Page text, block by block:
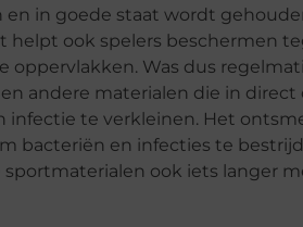
in goede staat wordt
helpt ook spelers beschermen
oppervlakken. Was dus
andere materialen die in
te verkleinen. Het
bacteriën en infecties te
ook iets langer